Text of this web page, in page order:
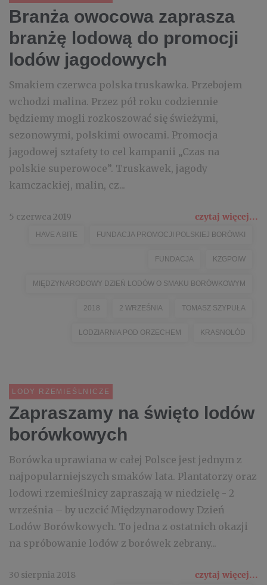
Branża owocowa zaprasza
branżę lodową do promocji
lodów jagodowych
Smakiem czerwca polska truskawka. Przebojem
wchodzi malina. Przez pół roku codziennie
będziemy mogli rozkoszować się świeżymi,
sezonowymi, polskimi owocami. Promocja
jagodowej sztafety to cel kampanii „Czas na
polskie superowoce”. Truskawek, jagody
kamczackiej, malin, cz...
5 czerwca 2019 czytaj więcej...
HAVE A BITE FUNDACJA PROMOCJI POLSKIEJ BORÓWKI
FUNDACJA KZGPOIW
MIĘDZYNARODOWY DZIEŃ LODÓW O SMAKU BORÓWKOWYM
2018 2 WRZEŚNIA TOMASZ SZYPUŁA
LODZIARNIA POD ORZECHEM KRASNOLÓD
LODY RZEMIEŚLNICZE
Zapraszamy na święto lodów
borówkowych
Borówka uprawiana w całej Polsce jest jednym z
najpopularniejszych smaków lata. Plantatorzy oraz
lodowi rzemieślnicy zapraszają w niedzielę - 2
września – by uczcić Międzynarodowy Dzień
Lodów Borówkowych. To jedna z ostatnich okazji
na spróbowanie lodów z borówek zebrany...
30 sierpnia 2018 czytaj więcej...